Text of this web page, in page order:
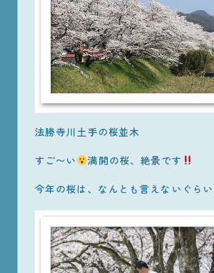
法勝寺川土手の桜並木
すご〜い 満開の桜、絶景です
今年の桜は、なんとも言えないぐら